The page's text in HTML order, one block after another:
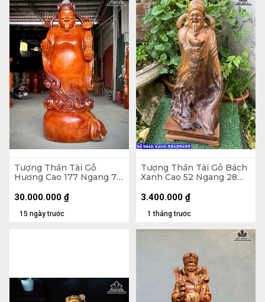
Tượng Thần Tài Gỗ
Hương Cao 177 Ngang 77
15 ngày trước
30.000.000 ₫
Tượng Thần Tài Gỗ Bách
Xanh Cao 52 Ngang 28
1 tháng trước
3.400.000 ₫